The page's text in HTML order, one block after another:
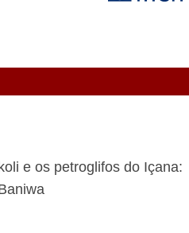
e os petroglifos do Içana: